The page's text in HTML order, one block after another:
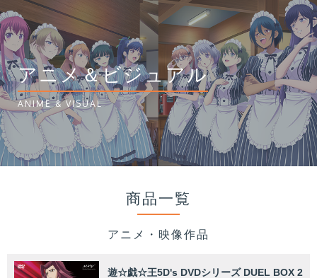
アニメ＆ビジュアル
ANIME & VISUAL
商品一覧
アニメ・映像作品
遊☆戯☆王5D's DVDシリーズ DUEL BOX 2